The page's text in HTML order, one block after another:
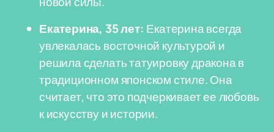
Екатерина, 35 лет: Екатерина всегда
увлекалась восточной культурой и
решила сделать татуировку дракона в
традиционном японском стиле. Она
считает, что это подчеркивает ее любовь
к искусству и истории.